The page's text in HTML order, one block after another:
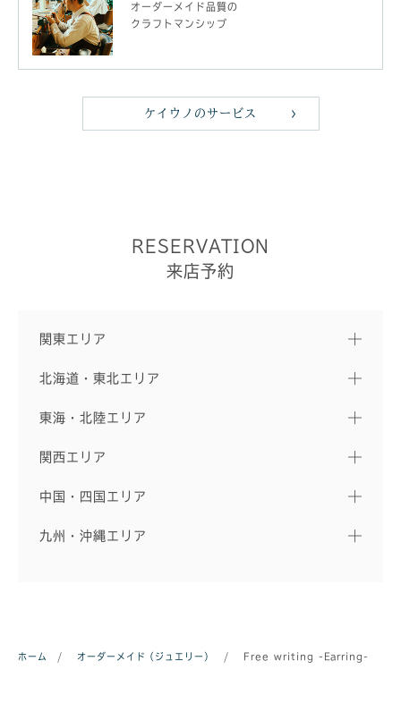
オーダーメイド品質の
クラフトマンシップ
ケイウノのサービス
RESERVATION
来店予約
関東エリア
北海道・東北エリア
東海・北陸エリア
関西エリア
中国・四国エリア
九州・沖縄エリア
ホーム / オーダーメイド（ジュエリー） / Free writing -Earring-